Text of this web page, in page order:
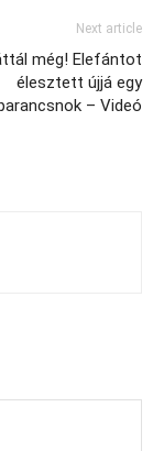
Next article
még! Elefántot
élesztett újjá egy
– Videó